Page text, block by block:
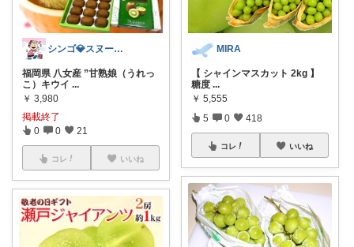
シンゴ💎スヌーピーで埋め尽くすワン🐶
福岡県 八女産 ”甘熟娘（うれっ
こ）キウイ ...
￥ 3,980
掲載終了
0 0 21
コレ いいね
MIRA
【 シャインマスカット 2kg 】
糖度 ...
￥ 5,555
5 0 418
コレ いいね